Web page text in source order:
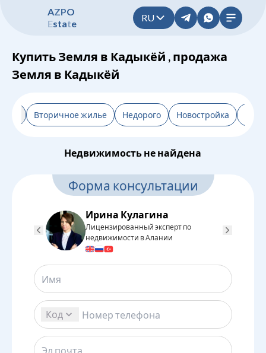
AZPO
Estate
RU
Купить Земля в Кадыкёй , продажа
Земля в Кадыкёй
Вторичное жилье Недорого Новостройка
Недвижимость не найдена
Форма консультации
Ирина Кулагина
Лицензированный эксперт по
недвижимости в Алании
Код